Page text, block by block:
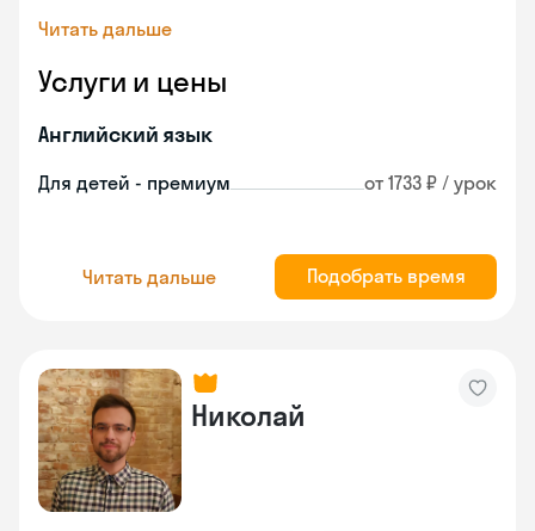
Читать дальше
Услуги и цены
Английский язык
Для детей - премиум от 1733 ₽ / урок
Читать дальше Подобрать время
Николай